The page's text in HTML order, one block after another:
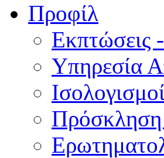
Προφίλ
Εκπτώσεις
Υπηρεσία